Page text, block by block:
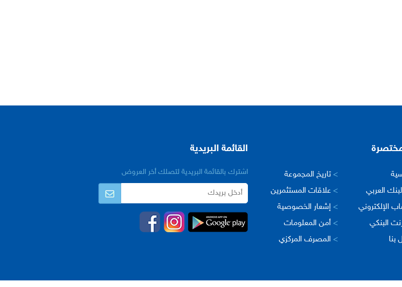
> تاريخ المجموعة
العربي > علاقات المستثمرين
الإلكتروني > إشعار الخصوصية
البنكي > أمن المعلومات
بنا > المصرف المركزي
القائمة البريدية
اشترك بالقائمة البريدية لتصلك أخر العروض